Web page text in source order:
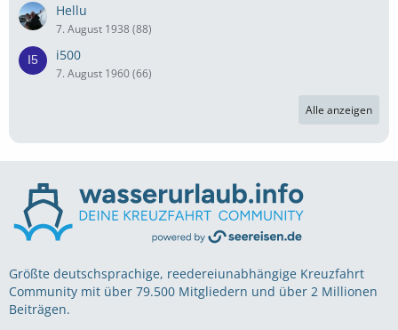
Hellu
7. August 1938 (88)
i500
7. August 1960 (66)
Alle anzeigen
Größte deutschsprachige, reedereiunabhängige Kreuzfahrt
Community mit über 79.500 Mitgliedern und über 2 Millionen
Beiträgen.